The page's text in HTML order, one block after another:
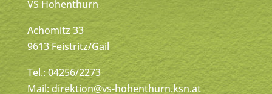
VS Hohenthurn
Achomitz 33
9613 Feistritz/Gail
Tel.: 04256/2273
Mail:direktion@vs-hohenthurn.ksn.at